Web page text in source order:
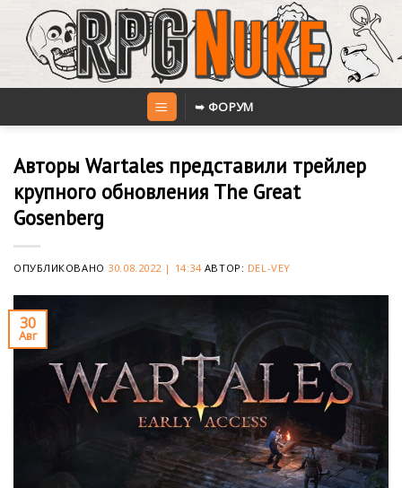
content
➥ ФОРУМ
Авторы Wartales представили трейлер
крупного обновления The Great
Gosenberg
ОПУБЛИКОВАНО 30.08.2022 | 14:34АВТОР: DEL-VEY
30
Авг